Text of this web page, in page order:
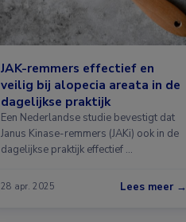
JAK-remmers effectief en
veilig bij alopecia areata in de
dagelijkse praktijk
Een Nederlandse studie bevestigt dat
Janus Kinase-remmers (JAKi) ook in de
dagelijkse praktijk effectief …
28 apr. 2025 Lees meer →